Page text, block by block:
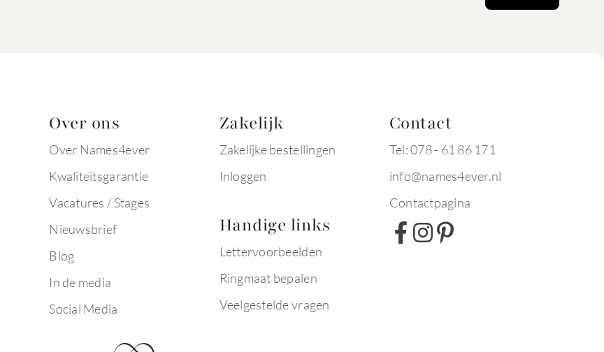
Over ons
Over Names4ever
Kwaliteitsgarantie
Vacatures / Stages
Nieuwsbrief
Blog
In de media
Social Media
Zakelijk
Zakelijke bestellingen
Inloggen
Handige links
Lettervoorbeelden
Ringmaat bepalen
Veelgestelde vragen
Contact
Tel: 078 - 61 86 171
info@names4ever.nl
Contactpagina